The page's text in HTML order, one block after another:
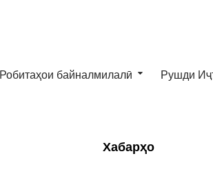
Робитаҳои байналмилалӣ Рушди
Хабарҳо